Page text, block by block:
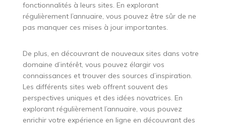
fonctionnalités à leurs sites. En explorant
régulièrement l’annuaire, vous pouvez être sûr de ne
pas manquer ces mises à jour importantes.
De plus, en découvrant de nouveaux sites dans votre
domaine d’intérêt, vous pouvez élargir vos
connaissances et trouver des sources d’inspiration.
Les différents sites web offrent souvent des
perspectives uniques et des idées novatrices. En
explorant régulièrement l’annuaire, vous pouvez
enrichir votre expérience en ligne en découvrant des